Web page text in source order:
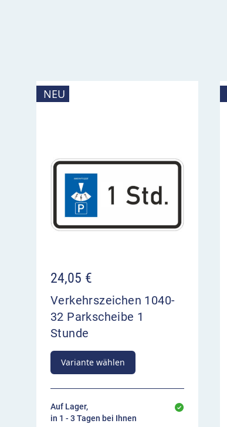
NEU
24,05 €
Verkehrszeichen 1040-
32 Parkscheibe 1
Stunde
Variante wählen
Auf Lager,
in 1 - 3 Tagen bei Ihnen